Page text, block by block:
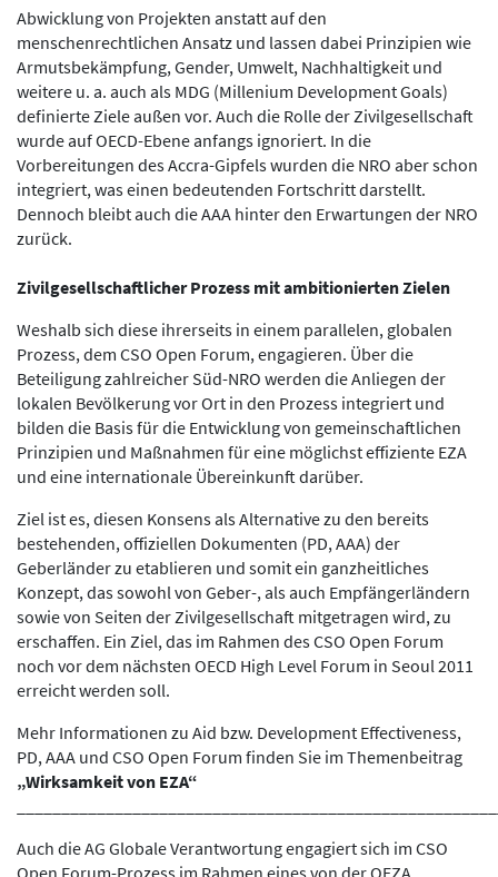
Abwicklung von Projekten anstatt auf den
menschenrechtlichen Ansatz und lassen dabei Prinzipien wie
Armutsbekämpfung, Gender, Umwelt, Nachhaltigkeit und
weitere u. a. auch als MDG (Millenium Development Goals)
definierte Ziele außen vor. Auch die Rolle der Zivilgesellschaft
wurde auf OECD-Ebene anfangs ignoriert. In die
Vorbereitungen des Accra-Gipfels wurden die NRO aber schon
integriert, was einen bedeutenden Fortschritt darstellt.
Dennoch bleibt auch die AAA hinter den Erwartungen der NRO
zurück.
Zivilgesellschaftlicher Prozess mit ambitionierten Zielen
Weshalb sich diese ihrerseits in einem parallelen, globalen
Prozess, dem CSO Open Forum, engagieren. Über die
Beteiligung zahlreicher Süd-NRO werden die Anliegen der
lokalen Bevölkerung vor Ort in den Prozess integriert und
bilden die Basis für die Entwicklung von gemeinschaftlichen
Prinzipien und Maßnahmen für eine möglichst effiziente EZA
und eine internationale Übereinkunft darüber.
Ziel ist es, diesen Konsens als Alternative zu den bereits
bestehenden, offiziellen Dokumenten (PD, AAA) der
Geberländer zu etablieren und somit ein ganzheitliches
Konzept, das sowohl von Geber-, als auch Empfängerländern
sowie von Seiten der Zivilgesellschaft mitgetragen wird, zu
erschaffen. Ein Ziel, das im Rahmen des CSO Open Forum
noch vor dem nächsten OECD High Level Forum in Seoul 2011
erreicht werden soll.
Mehr Informationen zu Aid bzw. Development Effectiveness,
PD, AAA und CSO Open Forum finden Sie im Themenbeitrag
„Wirksamkeit von EZA“
Auch die AG Globale Verantwortung engagiert sich im CSO
Open Forum-Prozess im Rahmen eines von der OEZA